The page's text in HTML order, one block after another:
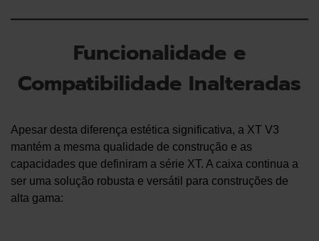
Funcionalidade e
Compatibilidade Inalteradas
Apesar desta diferença estética significativa, a XT V3
mantém a mesma qualidade de construção e as
capacidades que definiram a série XT. A caixa continua a
ser uma solução robusta e versátil para construções de
alta gama: